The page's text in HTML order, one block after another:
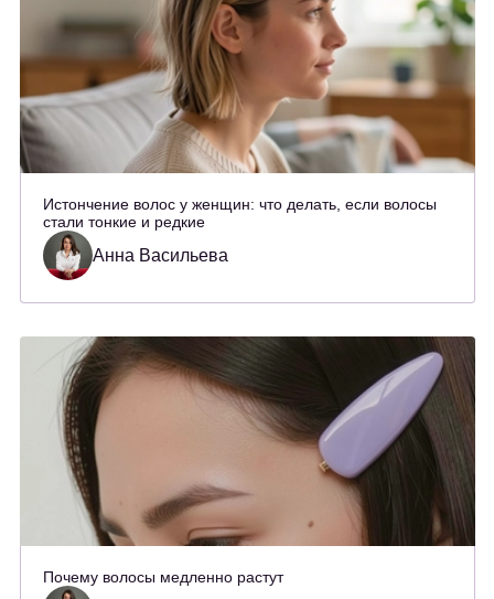
Истончение волос у женщин: что делать, если волосы
стали тонкие и редкие
Анна Васильева
Почему волосы медленно растут